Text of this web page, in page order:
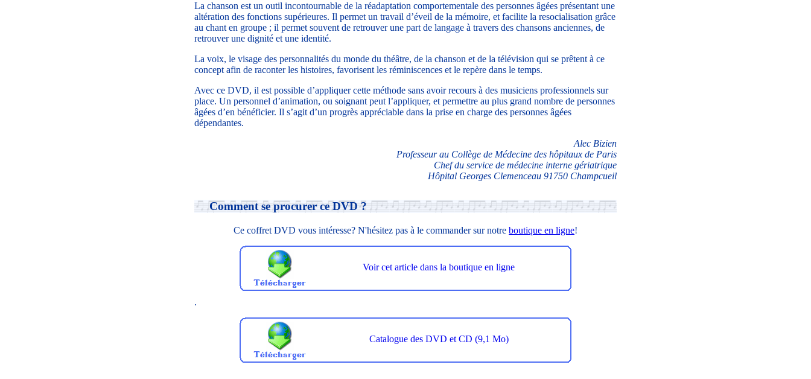
La chanson est un outil incontournable de la réadaptation comportementale des personnes âgées présentant une
altération des fonctions supérieures. Il permet un travail d’éveil de la mémoire, et facilite la resocialisation grâce
au chant en groupe ; il permet souvent de retrouver une part de langage à travers des chansons anciennes, de
retrouver une dignité et une identité.
La voix, le visage des personnalités du monde du théâtre, de la chanson et de la télévision qui se prêtent à ce
concept afin de raconter les histoires, favorisent les réminiscences et le repère dans le temps.
Avec ce DVD, il est possible d’appliquer cette méthode sans avoir recours à des musiciens professionnels sur
place. Un personnel d’animation, ou soignant peut l’appliquer, et permettre au plus grand nombre de personnes
âgées d’en bénéficier. Il s’agit d’un progrès appréciable dans la prise en charge des personnes âgées
dépendantes.
Alec Bizien
Professeur au Collège de Médecine des hôpitaux de Paris
Chef du service de médecine interne gériatrique
Hôpital Georges Clemenceau 91750 Champcueil
Comment se procurer ce DVD ?
Ce coffret DVD vous intéresse? N'hésitez pas à le commander sur notre boutique en ligne!
Voir cet article dans la boutique en ligne
.
Catalogue des DVD et CD (9,1 Mo)